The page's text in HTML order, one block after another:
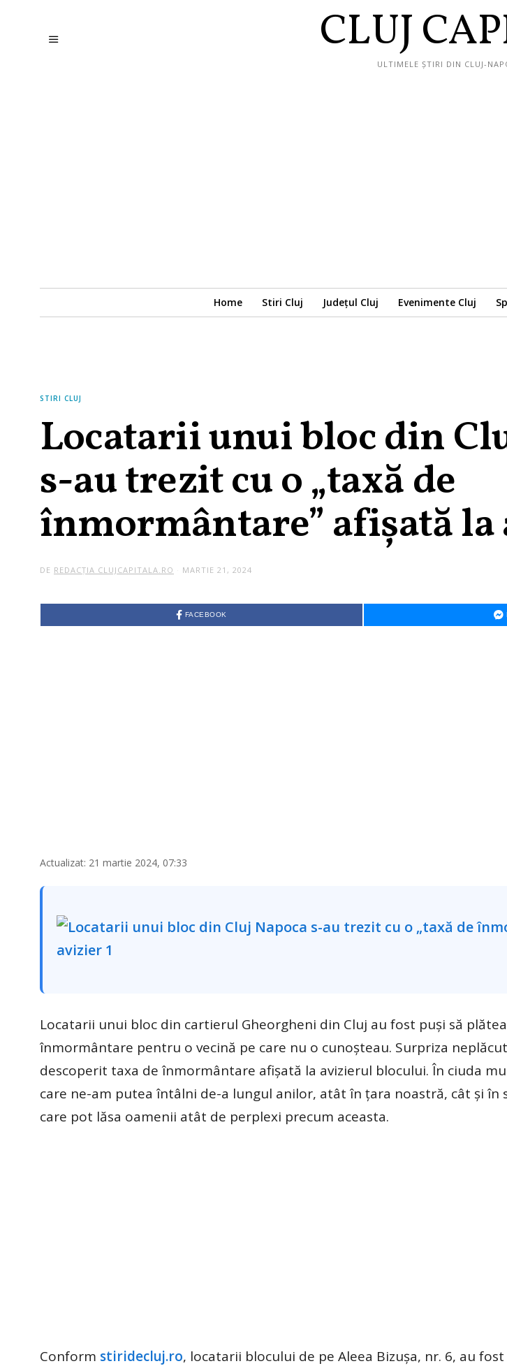
CLUJ
ULTIMELE ȘTIRI DIN CLUJ-
Home Stiri Cluj Județul Cluj Evenimente Cluj
STIRI CLUJ
Locatarii unui bloc din
s-au trezit cu o „taxă de
înmormântare” afișată
DE REDACȚIA CLUJCAPITALA.RO MARTIE 21, 2024
FACEBOOK
Actualizat: 21 martie 2024, 07:33
Locatarii unui bloc din cartierul Gheorgheni din Cluj au fost puși să
înmormântare pentru o vecină pe care nu o cunoșteau. Surpriza
descoperit taxa de înmormântare afișată la avizierul blocului. În ciuda
care ne-am putea întâlni de-a lungul anilor, atât în țara noastră, cât și
care pot lăsa oamenii atât de perplexi precum aceasta.
Conform stiridecluj.ro, locatarii blocului de pe Aleea Bizușa, nr. 6, au